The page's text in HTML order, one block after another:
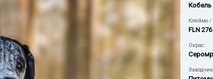
Кобель
Клеймо
FLN 276
Окрас: